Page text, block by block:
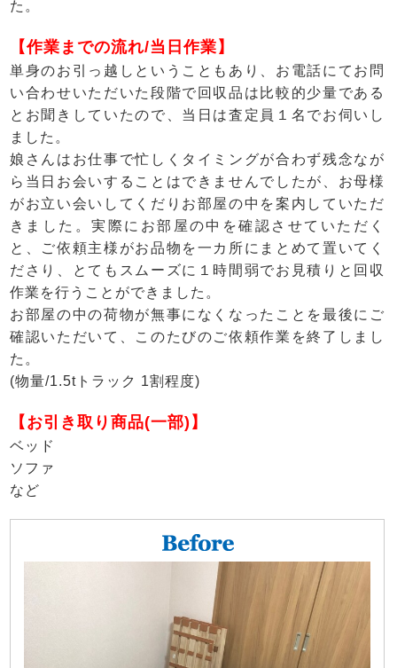
た。
【作業までの流れ/当日作業】
単身のお引っ越しということもあり、お電話にてお問
い合わせいただいた段階で回収品は比較的少量である
とお聞きしていたので、当日は査定員１名でお伺いし
ました。
娘さんはお仕事で忙しくタイミングが合わず残念なが
ら当日お会いすることはできませんでしたが、お母様
がお立い会いしてくだりお部屋の中を案内していただ
きました。実際にお部屋の中を確認させていただく
と、ご依頼主様がお品物を一カ所にまとめて置いてく
ださり、とてもスムーズに１時間弱でお見積りと回収
作業を行うことができました。
お部屋の中の荷物が無事になくなったことを最後にご
確認いただいて、このたびのご依頼作業を終了しまし
た。
(物量/1.5tトラック 1割程度)
【お引き取り商品(一部)】
ベッド
ソファ
など